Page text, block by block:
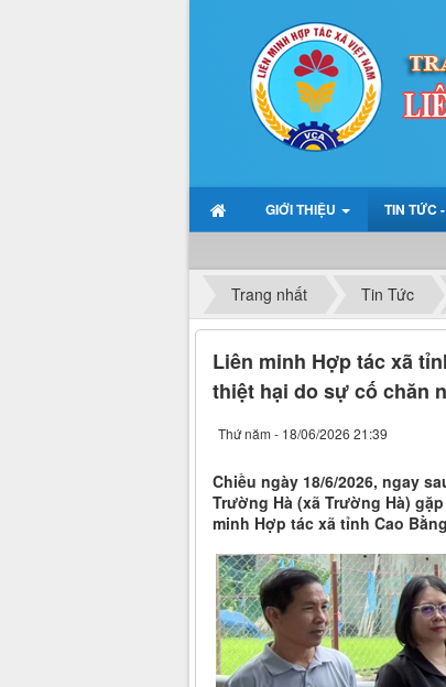
GIỚI THIỆU TIN TỨC
Trang nhất
Tin Tức
Liên minh Hợp tác xã
thiệt hại do sự cố chăn
Thứ năm - 18/06/2026 21:39
Chiều ngày 18/6/2026, ngay
Trường Hà (xã Trường Hà)
minh Hợp tác xã tỉnh Cao